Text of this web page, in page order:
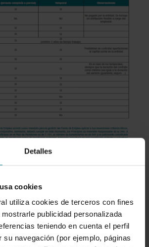
Detalles
cookies
utiliza cookies de terceros con fines
publicidad personalizada
teniendo en cuenta el perfil
su navegación (por ejemplo, páginas